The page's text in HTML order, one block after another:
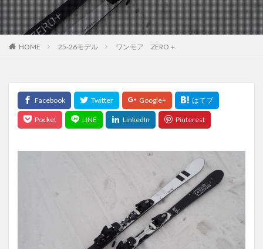
HOME 25-26モデル ワンモア ZERO＋